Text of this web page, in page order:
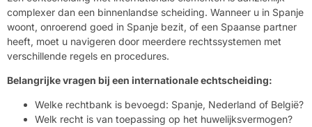
complexer dan een binnenlandse scheiding. Wanneer u in Spanje
woont, onroerend goed in Spanje bezit, of een Spaanse partner
heeft, moet u navigeren door meerdere rechtssystemen met
verschillende regels en procedures.
Belangrijke vragen bij een internationale echtscheiding:
Welke rechtbank is bevoegd: Spanje, Nederland of België?
Welk recht is van toepassing op het huwelijksvermogen?